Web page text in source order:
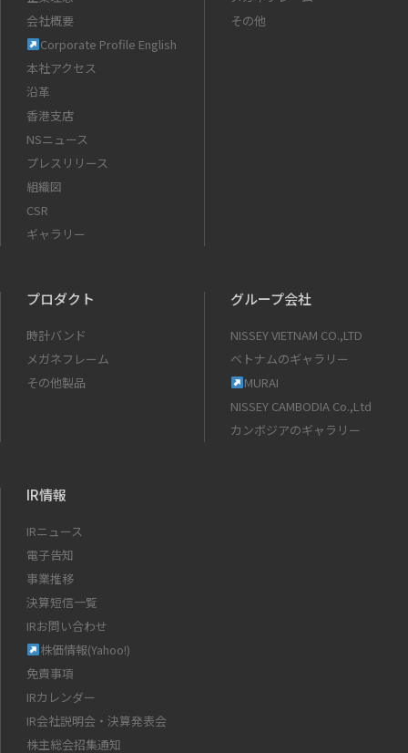
会社概要
Corporate Profile English
本社アクセス
沿革
香港支店
NSニュース
プレスリリース
組織図
CSR
ギャラリー
その他
プロダクト
時計バンド
メガネフレーム
その他製品
グループ会社
NISSEY VIETNAM CO.,LTD
ベトナムのギャラリー
MURAI
NISSEY CAMBODIA Co.,Ltd
カンボジアのギャラリー
IR情報
IRニュース
電子告知
事業推移
決算短信一覧
IRお問い合わせ
株価情報(Yahoo!)
免責事項
IRカレンダー
IR会社説明会・決算発表会
株主総会招集通知